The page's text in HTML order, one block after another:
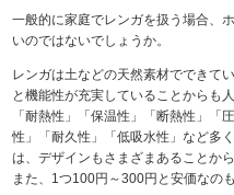
一般的に家庭でレンガを扱う場合、
いのではないでしょうか。
レンガは土などの天然素材でできて
と機能性が充実していることからも
「耐熱性」「保温性」「断熱性」「
性」「耐久性」「低吸水性」など多
は、デザインもさまざまあることか
また、1つ100円～300円と安価なの